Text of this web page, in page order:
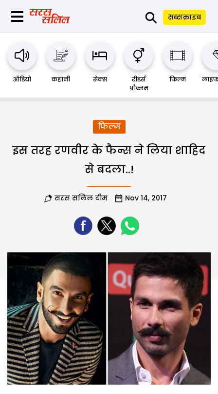
⚲ सब्सक्राइब
ऑडियो कहानी सेक्स
रीडर्स
प्रौब्लम
फिल्म
फिल्म
इस तरह रणवीर के फैन्स ने लिया शाहिद
से बदला..!
सरस सलिल टीम Nov 14, 2017